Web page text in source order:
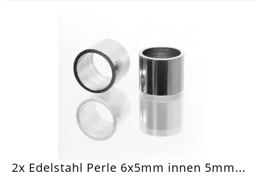
2x Edelstahl Perle 6x5mm innen 5mm...